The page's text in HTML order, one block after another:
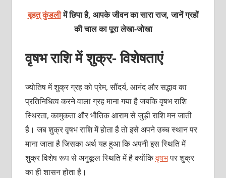
बृहत् कुंडलीमें छिपा है, आपके जीवन का सारा राज, जानें ग्रहों
की चाल का पूरा लेखा-जोखा
वृषभ राशि में शुक्र- विशेषताएं
ज्योतिष में शुक्र ग्रह को प्रेम, सौंदर्य, आनंद और सद्भाव का
प्रतिनिधित्व करने वाला ग्रह माना गया है जबकि वृषभ राशि
स्थिरता, कामुकता और भौतिक आराम से जुड़ी राशि मन जाती
है। जब शुक्र वृषभ राशि में होता है तो इसे अपने उच्च स्थान पर
माना जाता है जिसका अर्थ यह हुआ कि अपनी इस स्थिति में
शुक्र विशेष रूप से अनुकूल स्थिति में है क्योंकिवृषभपर शुक्र
का ही शासन होता है।